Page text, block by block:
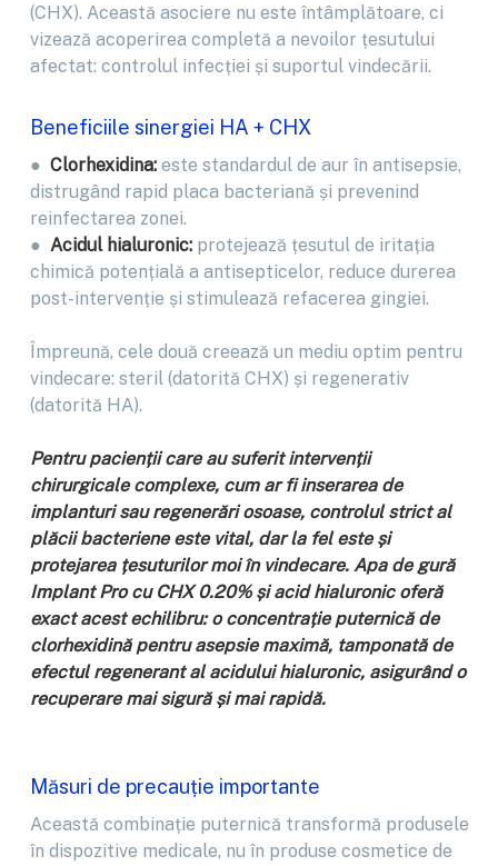
(CHX). Această asociere nu este întâmplătoare, ci
vizează acoperirea completă a nevoilor țesutului
afectat: controlul infecției și suportul vindecării.
Beneficiile sinergiei HA + CHX
● Clorhexidina: este standardul de aur în antisepsie,
distrugând rapid placa bacteriană și prevenind
reinfectarea zonei.
● Acidul hialuronic: protejează țesutul de iritația
chimică potențială a antisepticelor, reduce durerea
post-intervenție și stimulează refacerea gingiei.
Împreună, cele două creează un mediu optim pentru
vindecare: steril (datorită CHX) și regenerativ
(datorită HA).
Pentru pacienții care au suferit intervenții
chirurgicale complexe, cum ar fi inserarea de
implanturi sau regenerări osoase, controlul strict al
plăcii bacteriene este vital, dar la fel este și
protejarea țesuturilor moi în vindecare. Apa de gură
Implant Pro cu CHX 0.20% și acid hialuronic oferă
exact acest echilibru: o concentrație puternică de
clorhexidină pentru asepsie maximă, tamponată de
efectul regenerant al acidului hialuronic, asigurând o
recuperare mai sigură și mai rapidă.
Măsuri de precauție importante
Această combinație puternică transformă produsele
în dispozitive medicale, nu în produse cosmetice de